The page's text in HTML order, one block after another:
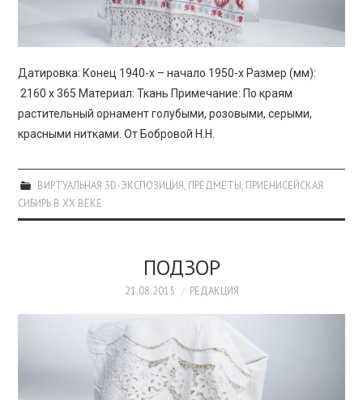
Датировка: Конец 1940-х – начало 1950-х Размер (мм):
2160 х 365 Материал: Ткань Примечание: По краям
растительный орнамент голубыми, розовыми, серыми,
красными нитками. От Бобровой Н.Н.
ВИРТУАЛЬНАЯ 3D-ЭКСПОЗИЦИЯ, ПРЕДМЕТЫ, ПРИЕНИСЕЙСКАЯ
СИБИРЬ В XX ВЕКЕ
ПОДЗОР
21.08.2015 РЕДАКЦИЯ